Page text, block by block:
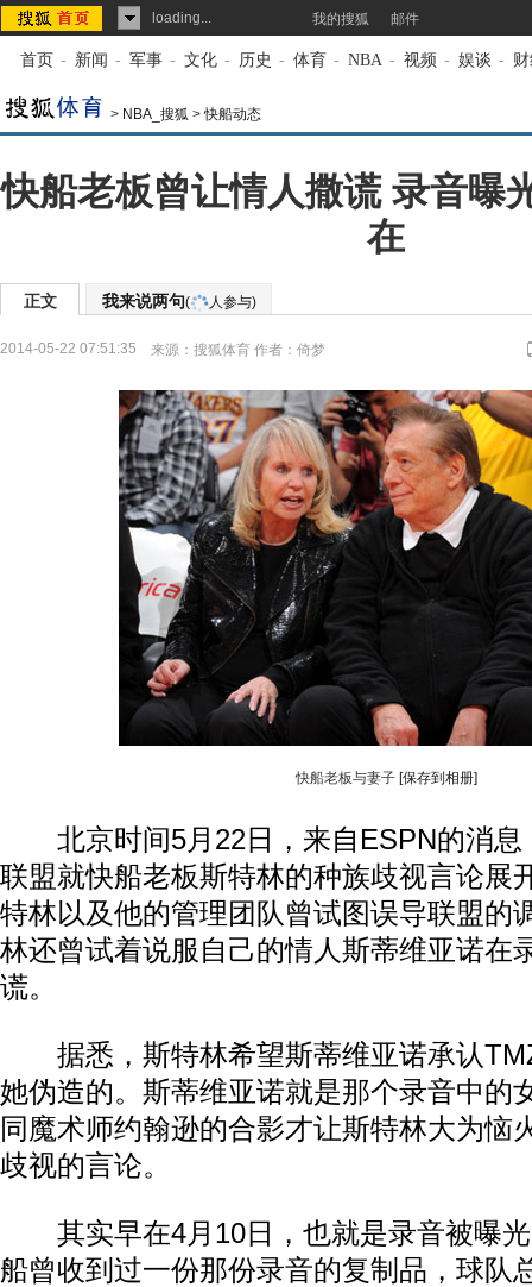
loading... 我的搜狐 邮件
首页 - 新闻 - 军事 - 文化 - 历史 - 体育 - NBA - 视频 - 娱谈 -
> NBA_搜狐 >快船动态
快船老板曾让情人撒谎 录音曝
在
正文 我来说两句( 人参与)
2014-05-22 07:51:35 来源： 搜狐体育 作者：倚梦
快船老板与妻子 [保存到相册]
北京时间5月22日，来自ESPN的消息
联盟就快船老板斯特林的种族歧视言论展
特林以及他的管理团队曾试图误导联盟的
林还曾试着说服自己的情人斯蒂维亚诺在
谎。
据悉，斯特林希望斯蒂维亚诺承认
她伪造的。斯蒂维亚诺就是那个录音中的
同魔术师约翰逊的合影才让斯特林大为恼
歧视的言论。
其实早在4月10日，也就是录音被曝光
船曾收到过一份那份录音的复制品，球队